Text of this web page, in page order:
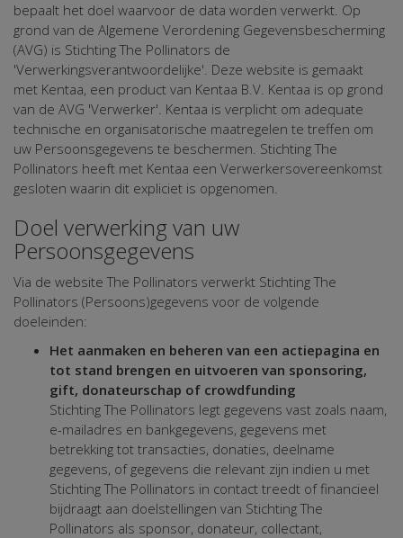
bepaalt het doel waarvoor de data worden verwerkt. Op
grond van de Algemene Verordening Gegevensbescherming
(AVG) is Stichting The Pollinators de
'Verwerkingsverantwoordelijke'. Deze website is gemaakt
met Kentaa, een product van Kentaa B.V. Kentaa is op grond
van de AVG 'Verwerker'. Kentaa is verplicht om adequate
technische en organisatorische maatregelen te treffen om
uw Persoonsgegevens te beschermen. Stichting The
Pollinators heeft met Kentaa een Verwerkersovereenkomst
gesloten waarin dit expliciet is opgenomen.
Doel verwerking van uw
Persoonsgegevens
Via de website The Pollinators verwerkt Stichting The
Pollinators (Persoons)gegevens voor de volgende
doeleinden:
Het aanmaken en beheren van een actiepagina en
tot stand brengen en uitvoeren van sponsoring,
gift, donateurschap of crowdfunding
Stichting The Pollinators legt gegevens vast zoals naam,
e-mailadres en bankgegevens, gegevens met
betrekking tot transacties, donaties, deelname
gegevens, of gegevens die relevant zijn indien u met
Stichting The Pollinators in contact treedt of financieel
bijdraagt aan doelstellingen van Stichting The
Pollinators als sponsor, donateur, collectant,